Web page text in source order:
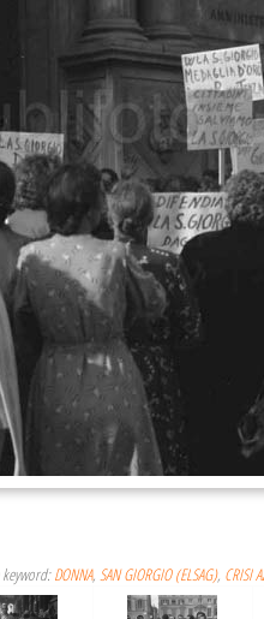
DONNA, SAN GIORGIO (ELSAG), CRISI